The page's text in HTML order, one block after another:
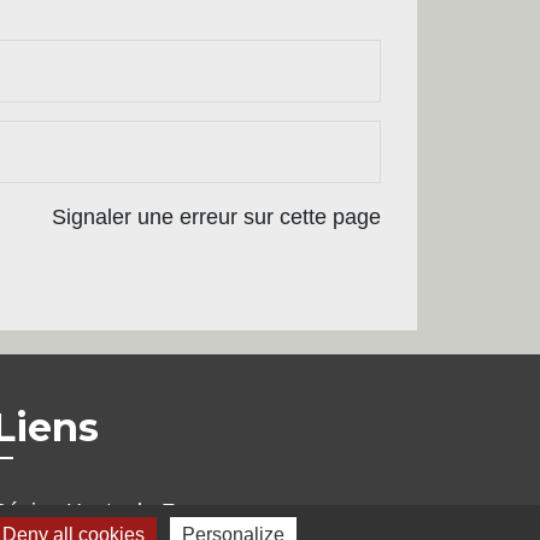
Signaler une erreur sur cette page
Hauts-de-France
Deny all cookies Personalize